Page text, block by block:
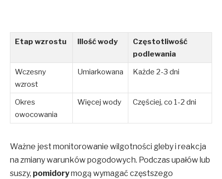
Etap wzrostu Illość wody
Częstotliwość
podlewania
Wczesny
wzrost
Umiarkowana Każde 2-3 dni
Okres
owocowania
Więcej wody Częściej, co 1-2 dni
Ważne jest monitorowanie wilgotności gleby i reakcja
na zmiany warunków pogodowych. Podczas upałów lub
suszy, pomidorymogą wymagać częstszego